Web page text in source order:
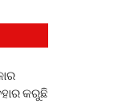
କରୁଛି